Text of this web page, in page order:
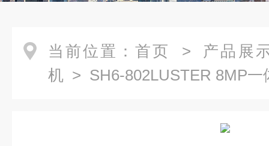
当前位置： 首页 > 产品展
机 > SH6-802LUSTER 8MP一